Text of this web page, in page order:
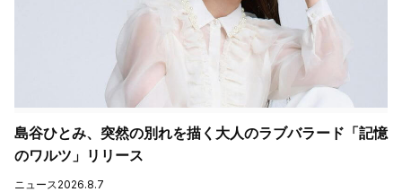
島谷ひとみ、突然の別れを描く大人のラブバラード「記憶
のワルツ」リリース
ニュース2026.8.7